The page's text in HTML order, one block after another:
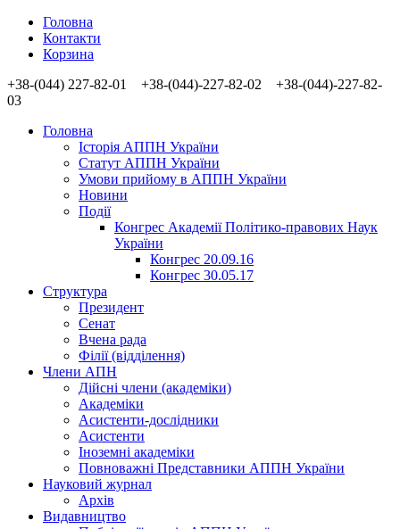
Головна
Контакти
Корзина
+38-(044) 227-82-01 +38-(044)-227-82-02 +38-(044)-227-82-
03
Головна
Історія АППН України
Статут АППН України
Умови прийому в АППН України
Новини
Події
Конгрес Академії Політико-правових Наук
України
Конгрес 20.09.16
Конгрес 30.05.17
Структура
Президент
Сенат
Вчена рада
Філії (відділення)
Члени АПН
Дійсні члени (академіки)
Академіки
Асистенти-дослідники
Асистенти
Іноземні академіки
Повноважні Представники АППН України
Науковий журнал
Архів
Видавництво